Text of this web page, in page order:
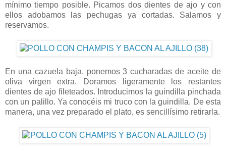
mínimo tiempo posible. Picamos dos dientes de ajo y con
ellos adobamos las pechugas ya cortadas. Salamos y
reservamos.
En una cazuela baja, ponemos 3 cucharadas de aceite de
oliva virgen extra. Doramos ligeramente los restantes
dientes de ajo fileteados. Introducimos la guindilla pinchada
con un palillo. Ya conocéis mi truco con la guindilla. De esta
manera, una vez preparado el plato, es sencillísimo retirarla.